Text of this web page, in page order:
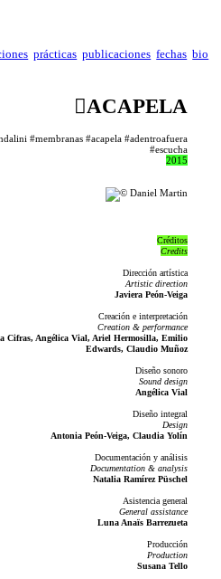
prácticas publicaciones fechas bio
︎︎︎ACAPELA
#membranas #acapela #adentroafuera
#escucha
2015
Créditos
Credits
Dirección artística
Artistic direction
Javiera Peón-Veiga
Creación e interpretación
Creation & performance
Cifras, Angélica Vial, Ariel Hermosilla, Emilio
Edwards, Claudio Muñoz
Diseño sonoro
Sound design
Angélica Vial
Diseño integral
Design
Antonia Peón-Veiga, Claudia Yolín
Documentación y análisis
Documentation & analysis
Natalia Ramírez Püschel
Asistencia general
General assistance
Luna Anaïs Barrezueta
Producción
Production
Susana Tello